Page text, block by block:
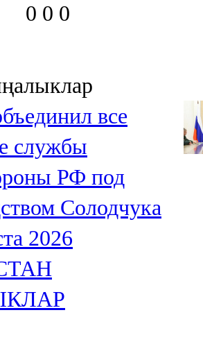
0 0 0
все
службы
РФ под
Солодчука
2026